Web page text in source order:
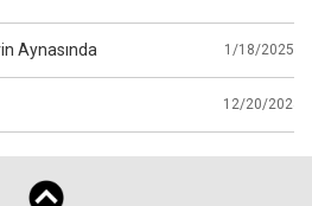
Aynasında 1/18/2025
12/20/2024